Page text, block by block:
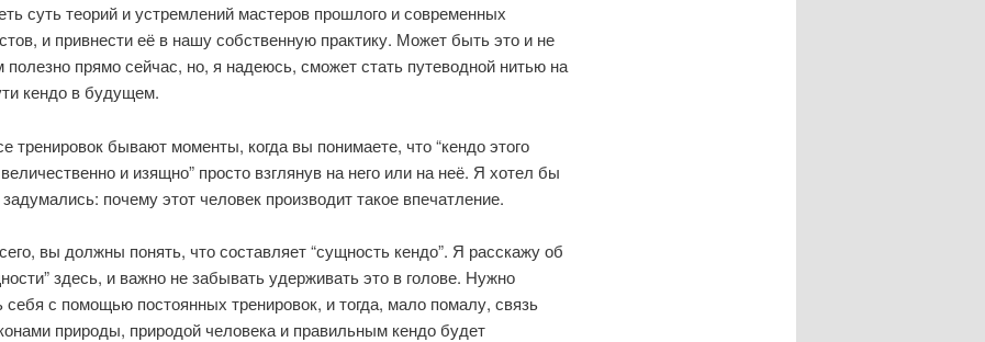
суть теорий и устремлений мастеров прошлого и современных
и привнести её в нашу собственную практику. Может быть это и не
полезно прямо сейчас, но, я надеюсь, сможет стать путеводной нитью на
кендо в будущем.
тренировок бывают моменты, когда вы понимаете, что “кендо этого
и изящно” просто взглянув на него или на неё. Я хотел бы
почему этот человек производит такое впечатление.
вы должны понять, что составляет “сущность кендо”. Я расскажу об
здесь, и важно не забывать удерживать это в голове. Нужно
себя с помощью постоянных тренировок, и тогда, мало помалу, связь
природы, природой человека и правильным кендо будет